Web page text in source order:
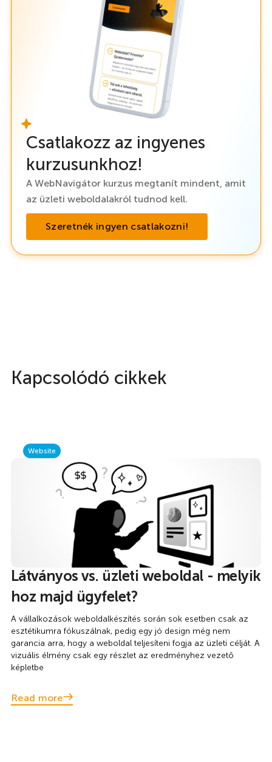
Csatlakozz az ingyenes
kurzusunkhoz!
A WebNavigátor kurzus megtanít mindent, amit
az üzleti weboldalakról tudnod kell.
Szeretnék ingyen csatlakozni!
Kapcsolódó cikkek
Website
Látványos vs. üzleti weboldal - melyik
hoz majd ügyfelet?
A vállalkozások weboldalkészítés során sok esetben csak az
esztétikumra fókuszálnak, pedig egy jó design még nem
garancia arra, hogy a weboldal teljesíteni fogja az üzleti célját. A
vizuális élmény csak egy részlet az eredményhez vezető
képletbe
Read more